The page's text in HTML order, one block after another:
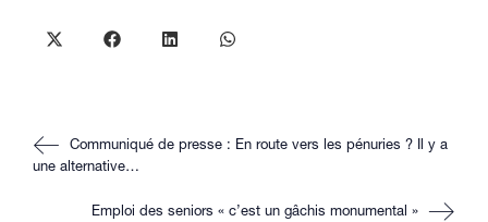
Ouvrir
Ouvrir
Ouvrir
Ouvrir
Read
more
articles
Communiqué de presse : En route vers les pénuries ? Il y a
une alternative…
Emploi des seniors « c’est un gâchis monumental »